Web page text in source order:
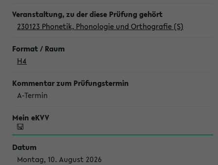
230123 Phonetik, Phonologie und Orthografie (S)
H4
A-Termin
Montag, 10. August 2026